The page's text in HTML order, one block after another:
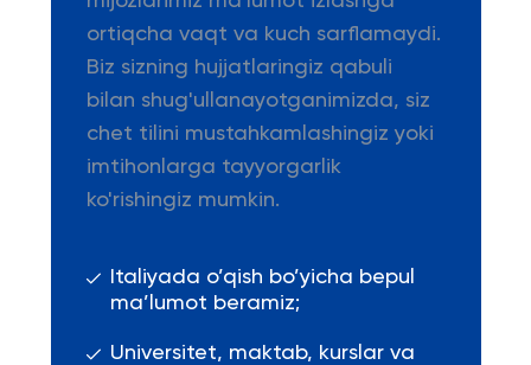
ortiqcha vaqt va kuch sarflamaydi.
Biz sizning hujjatlaringiz qabuli
bilan shug'ullanayotganimizda, siz
chet tilini mustahkamlashingiz yoki
imtihonlarga tayyorgarlik
ko'rishingiz mumkin.
Italiyada o’qish bo’yicha bepul
ma’lumot beramiz;
Universitet, maktab, kurslar va